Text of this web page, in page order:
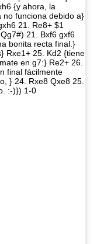
{y ahora, la
no funciona debido a}
21. Re8+ $1
21. Bxf6 gxf6
bonita recta final.}
Rxe1+ 25. Kd2 {tiene
en g7:} Re2+ 26.
final fácilmente
} 24. Rxe8 Qxe8 25.
:-)}) 1-0